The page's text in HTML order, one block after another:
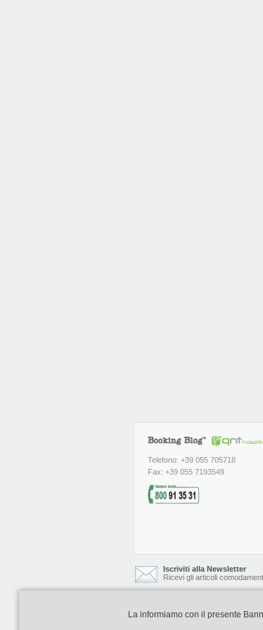
Telefono: +39 055 705718
Fax: +39 055 7193549
Iscriviti alla Newsletter
Ricevi gli articoli
Booking Blog è realizzato e curato da
La informiamo con il presente